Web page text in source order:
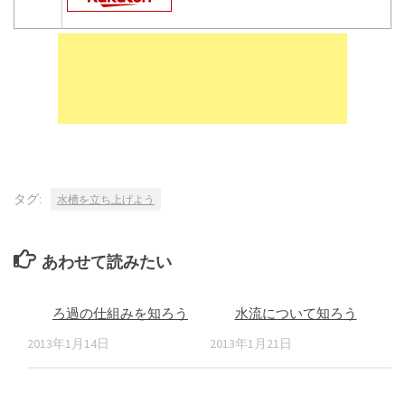
タグ: 水槽を立ち上げよう
あわせて読みたい
ろ過の仕組みを知ろう
2013年1月14日
水流について知ろう
2013年1月21日